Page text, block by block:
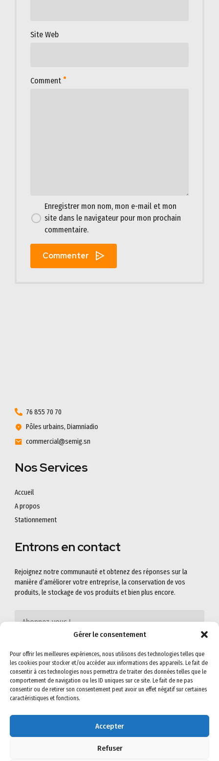
Gérer le consentement
Pour offrir les meilleures expériences, nous utilisons des technologies telles que
les cookies pour stocker et/ou accéder aux informations des appareils. Le fait de
consentir à ces technologies nous permettra de traiter des données telles que le
comportement de navigation ou les ID uniques sur ce site. Le fait de ne pas
consentir ou de retirer son consentement peut avoir un effet négatif sur certaines
caractéristiques et fonctions.
Accepter
Refuser
Comment
Site Web
Enregistrer mon nom, mon e-mail et mon
site dans le navigateur pour mon prochain
commentaire.
Commenter
76 855 70 70
Pôles urbains, Diamniadio
commercial@semig.sn
Nos Services
Accueil
A propos
Stationnement
Entrons en contact
Rejoignez notre communauté et obtenez des réponses sur la
manière d’améliorer votre entreprise, la conservation de vos
produits, le stockage de vos produits et bien plus encore.
. All rights reserved. Read our